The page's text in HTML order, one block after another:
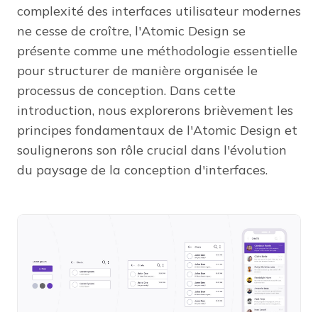
complexité des interfaces utilisateur modernes
ne cesse de croître, l'Atomic Design se
présente comme une méthodologie essentielle
pour structurer de manière organisée le
processus de conception. Dans cette
introduction, nous explorerons brièvement les
principes fondamentaux de l'Atomic Design et
soulignerons son rôle crucial dans l'évolution
du paysage de la conception d'interfaces.